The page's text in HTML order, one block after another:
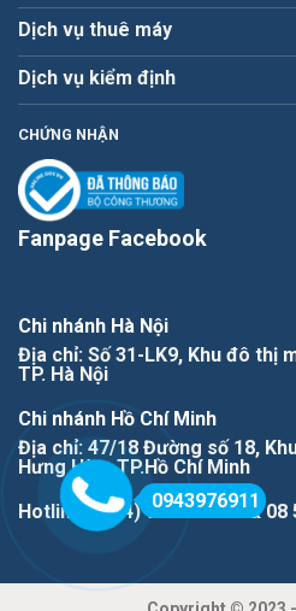
Dịch vụ thuê máy
Dịch vụ kiểm định
CHỨNG NHẬN
Fanpage Facebook
Chi nhánh Hà Nội
Địa chỉ: Số 31-LK9, Khu đô thị
TP. Hà Nội
Chi nhánh Hồ Chí Minh
Địa chỉ: 47/18 Đường số 18,
Hưng Hòa, TP.Hồ Chí Minh
Hotline: (+84) 943976911 & 08
0943976911